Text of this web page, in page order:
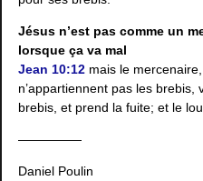
Jésus n’est pas comme un
lorsque ça va mal
Jean 10:12 mais le
n’appartiennent pas les
brebis, et prend la fuite; et le
—————
Daniel Poulin